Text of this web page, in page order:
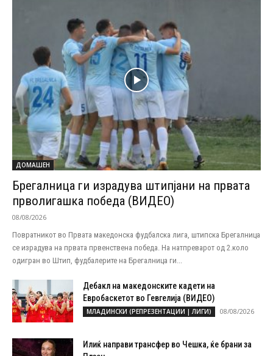
ДОМАШЕН
Брегалница ги израдува штипјани на првата
прволигашка победа (ВИДЕО)
08/08/2026
Повратникот во Првата македонска фудбалска лига, штипска Брегалница
се израдува на првата првенствена победа. На натпреварот од 2.коло
одигран во Штип, фудбалерите на Брегалница ги...
Дебакл на македонските кадети на
Евробаскетот во Гевгелија (ВИДЕО)
МЛАДИНСКИ (РЕПРЕЗЕНТАЦИИ | ЛИГИ) 08/08/2026
Илиќ направи трансфер во Чешка, ќе брани за